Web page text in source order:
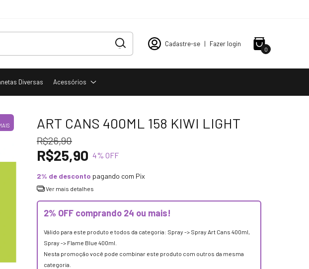
Cadastre-se | Fazer login
0
Diversas Acessórios
ART CANS 400ML 158 KIWI LIGHT
R$26,90
R$25,90 4% OFF
2% de desconto pagando com Pix
Ver mais detalhes
2% OFF comprando 24 ou mais!
Válido para este produto e todos da categoria: Spray -> Spray Art Cans 400ml,
Spray -> Flame Blue 400ml.
Nesta promoção você pode combinar este produto com outros da mesma
categoria.